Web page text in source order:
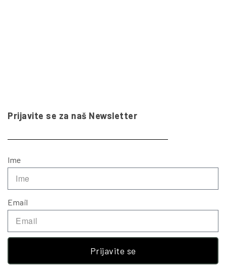
Prijavite se za naš Newsletter
Ime
Email
Prijavite se